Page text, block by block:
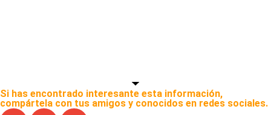
Si has encontrado interesante esta información,
compártela con tus amigos y conocidos en redes sociales.